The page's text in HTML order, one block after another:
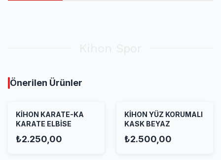
Önerilen Ürünler
KİHON KARATE-KA
KARATE ELBİSE
₺2.250,00
KİHON YÜZ KORUMALI
KASK BEYAZ
₺2.500,00